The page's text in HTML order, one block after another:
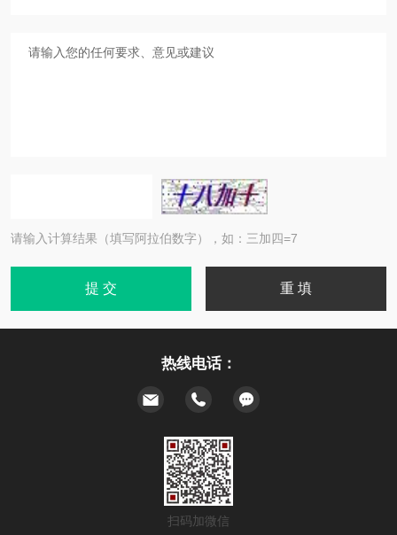
请输入计算结果（填写阿拉伯数字），如：三加四=7
热线电话：
扫码加微信